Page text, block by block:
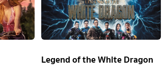
Legend of the White Dragon